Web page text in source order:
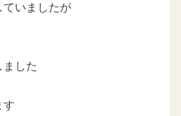
ていましたが
ました
す